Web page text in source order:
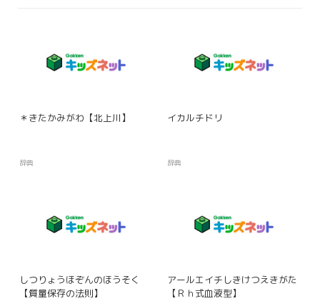
＊きたかみがわ【北上川】
辞典
イカルチドリ
辞典
しつりょうほぞんのほうそく
【質量保存の法則】
アールエイチしきけつえきがた
【Ｒｈ式血液型】